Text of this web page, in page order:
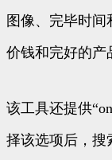
图像、完毕时
价钱和完好的产
该工具还提供
择该选项后，搜